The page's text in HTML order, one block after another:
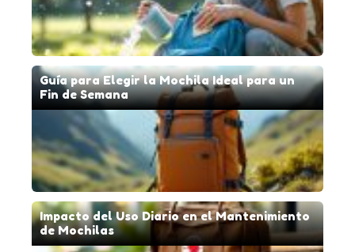
Guía para Elegir la Mochila Ideal para un
Fin de Semana
Impacto del Uso Diario en el Mantenimiento
de Mochilas